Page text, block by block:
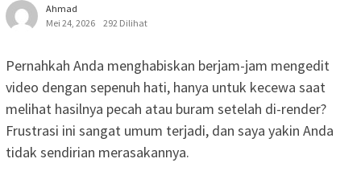
Ahmad
Mei 24, 2026
292 Dilihat
Pernahkah Anda menghabiskan berjam-jam mengedit
video dengan sepenuh hati, hanya untuk kecewa saat
melihat hasilnya pecah atau buram setelah di-render?
Frustrasi ini sangat umum terjadi, dan saya yakin Anda
tidak sendirian merasakannya.